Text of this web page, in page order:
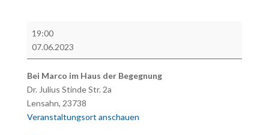
19:00
07.06.2023
Bei Marco im Haus der Begegnung
Dr. Julius Stinde Str. 2a
Lensahn, 23738
Veranstaltungsort anschauen